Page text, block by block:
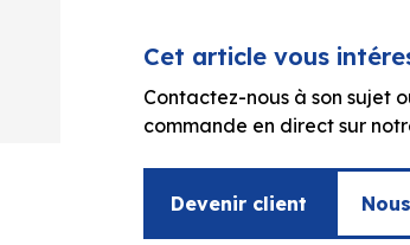
Cet article vous
Contactez-nous à son sujet
commande en direct sur
Devenir client